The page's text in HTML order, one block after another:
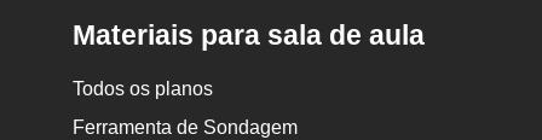
Materiais para sala de aula
Todos os planos
Ferramenta de Sondagem